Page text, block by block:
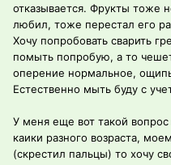
отказывается. Фрукты тоже
любил, тоже перестал его
Хочу попробовать сварить
помыть попробую, а то
оперение нормальное,
Естественно мыть буду с
У меня еще вот такой вопрос
каики разного возраста,
(скрестил пальцы) то хочу